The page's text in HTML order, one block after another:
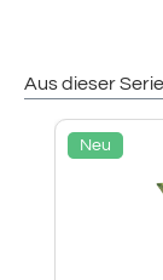
Aus dieser Serie
Produktgalerie
Neu